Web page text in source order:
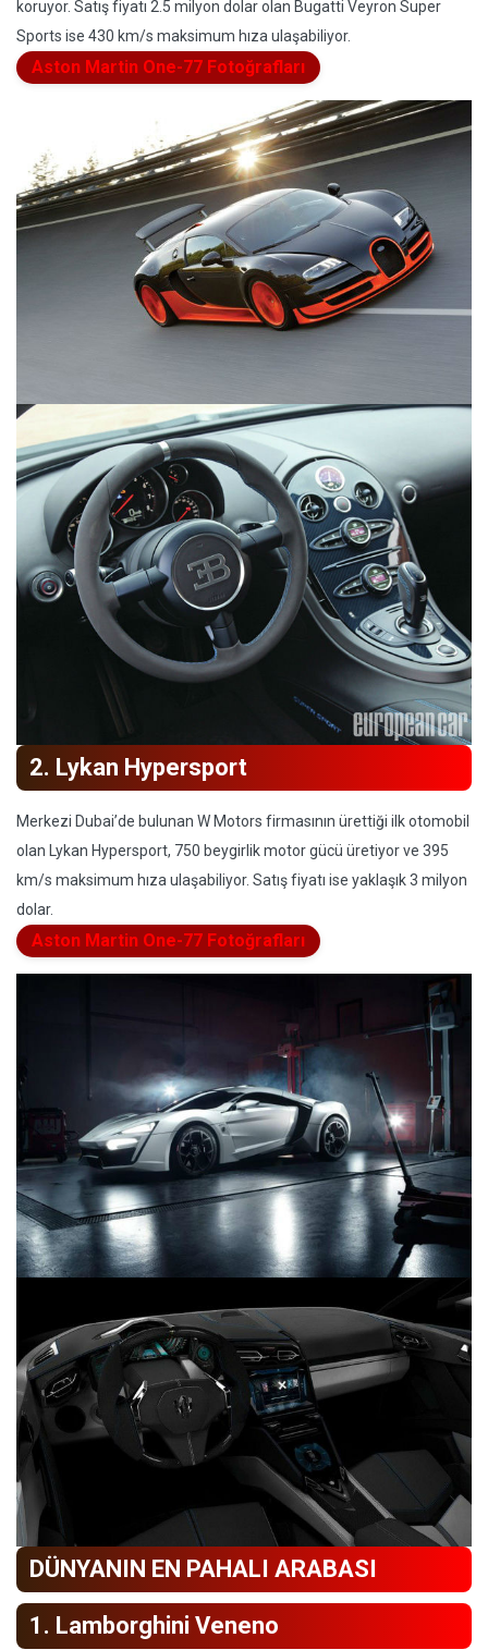
koruyor. Satış fiyatı 2.5 milyon dolar olan Bugatti Veyron Super
Sports ise 430 km/s maksimum hıza ulaşabiliyor.
Aston Martin One-77 Fotoğrafları
2. Lykan Hypersport
Merkezi Dubai’de bulunan W Motors firmasının ürettiği ilk otomobil
olan Lykan Hypersport, 750 beygirlik motor gücü üretiyor ve 395
km/s maksimum hıza ulaşabiliyor. Satış fiyatı ise yaklaşık 3 milyon
dolar.
Aston Martin One-77 Fotoğrafları
DÜNYANIN EN PAHALI ARABASI
1. Lamborghini Veneno